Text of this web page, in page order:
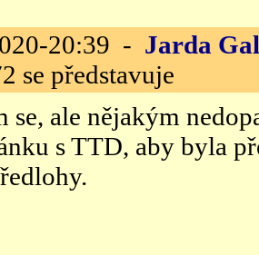
20:39 - Jarda
se představuje
se, ale nějakým
s TTD, aby byla